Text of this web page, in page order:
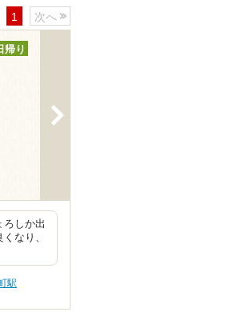
1 次へ
帰り
ろしか出
なり、
駅